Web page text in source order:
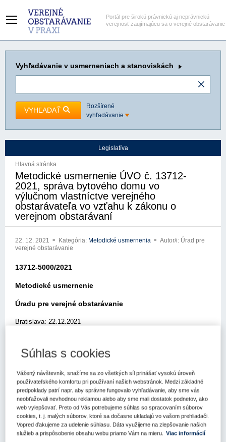
Portál pre širokú právnickú aj neprávnickú
verejnosť zaujímajúcu sa o verejné obstarávanie
Vyhľadávanie v usmerneniach a stanoviskách
VYHĽADAŤ
Rozšírené
vyhľadávanie
Legislatíva
Hlavná stránka
Metodické usmernenie ÚVO č. 13712-
2021, správa bytového domu vo
výlučnom vlastníctve verejného
obstarávateľa vo vzťahu k zákonu o
verejnom obstarávaní
22. 12. 2021 Kategória: Metodické usmernenia
Autor/i: Úrad pre
verejné obstarávanie
13712-5000/2021
Metodické usmernenie
Úradu pre verejné obstarávanie
Bratislava: 22.12.2021
verejné obstarávanie (ďalej len „úrad“) so žiadosťou o usmernenie
k aplikácii zákona č. 343/2015 Z.z. o verejnom obstarávaní a o
zmene a doplnení niektorých zákonov v znení neskorších
predpisov (ďalej len „zákon o verejnom obstarávaní“).
Skutkový stav žiadosti, cit.: Mesto ako verejný obstarávateľ má
vo svojom majetku okrem iného aj byty a bytové domy. Tieto byty
a bytové domy je potrebné spravovať v zmysle zákona 182/1993
Z.z. o vlastníctve bytov a nebytových priestorov. V zmysle
uvedeného zákona na základe tohto zákona vykonáva správu
Súhlas s cookies
Vážený návštevník, snažíme sa zo všetkých síl prinášať vysokú úroveň
používateľského komfortu pri používaní našich webstránok. Medzi základné
predpoklady patrí napr. aby správne fungovalo vyhľadávanie, aby sme vás
neobťažovali nevhodnou reklamou alebo aby sme mali dostatok podnetov, ako
web vylepšovať. Preto od Vás potrebujeme súhlas so spracovaním súborov
cookies, t. j. malých súborov, ktoré sa dočasne ukladajú vo vašom prehliadači.
Vopred ďakujeme za udelenie súhlasu. Dáta využijeme na zlepšovanie našich
služieb a prispôsobenie obsahu webu priamo Vám na mieru. Viac informácií